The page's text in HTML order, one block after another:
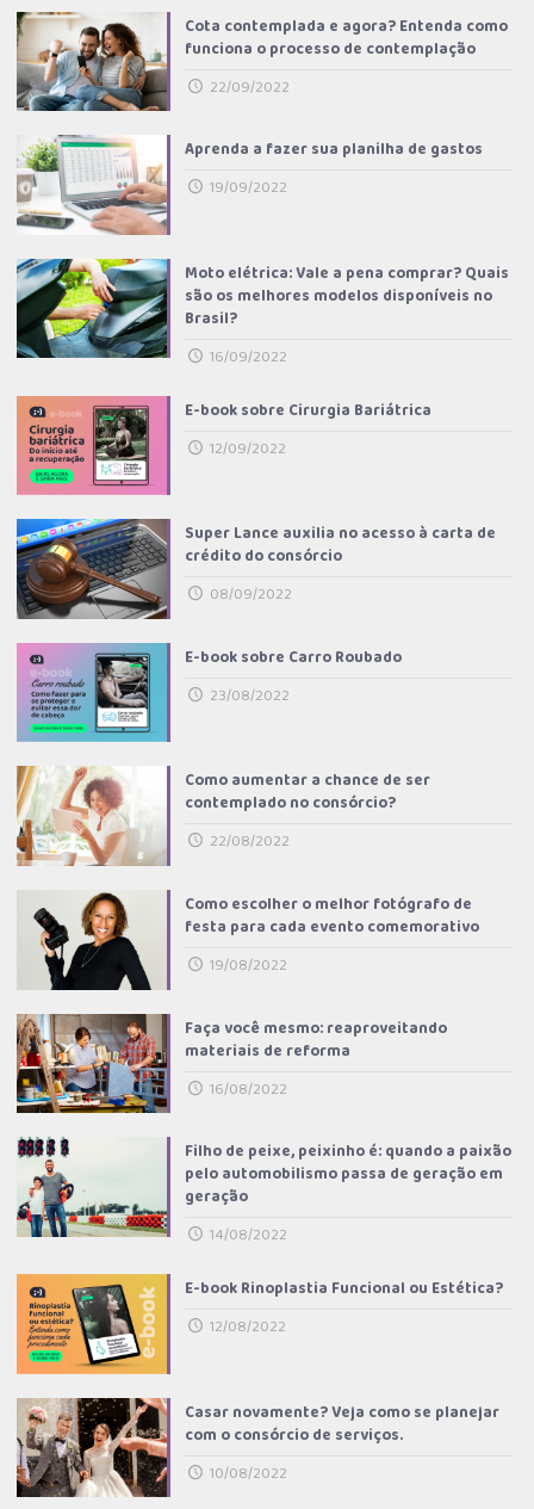
Ao enviar, aceito receber e-mails e ofertas da
Eu li e concordo com a
Cota contemplada e agora? Entenda como
funciona o processo de contemplação
22/09/2022
Aprenda a fazer sua planilha de gastos
19/09/2022
Moto elétrica: Vale a pena comprar? Quais
são os melhores modelos disponíveis no
Brasil?
16/09/2022
E-book sobre Cirurgia Bariátrica
12/09/2022
Super Lance auxilia no acesso à carta de
crédito do consórcio
08/09/2022
E-book sobre Carro Roubado
23/08/2022
Como aumentar a chance de ser
contemplado no consórcio?
22/08/2022
Como escolher o melhor fotógrafo de
festa para cada evento comemorativo
19/08/2022
Faça você mesmo: reaproveitando
materiais de reforma
16/08/2022
Filho de peixe, peixinho é: quando a paixão
pelo automobilismo passa de geração em
geração
14/08/2022
E-book Rinoplastia Funcional ou Estética?
12/08/2022
Casar novamente? Veja como se planejar
com o consórcio de serviços.
10/08/2022